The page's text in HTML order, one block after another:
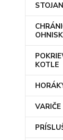
KOTLE